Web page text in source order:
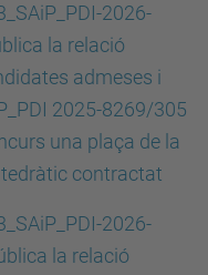
2026-
la relació
admeses i
2025-8269/305
una plaça de la
contractat
2026-
la relació